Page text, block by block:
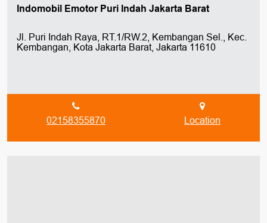
Indomobil Emotor Puri Indah Jakarta Barat
Jl. Puri Indah Raya, RT.1/RW.2, Kembangan Sel., Kec.
Kembangan, Kota Jakarta Barat, Jakarta 11610
02158355870 Location